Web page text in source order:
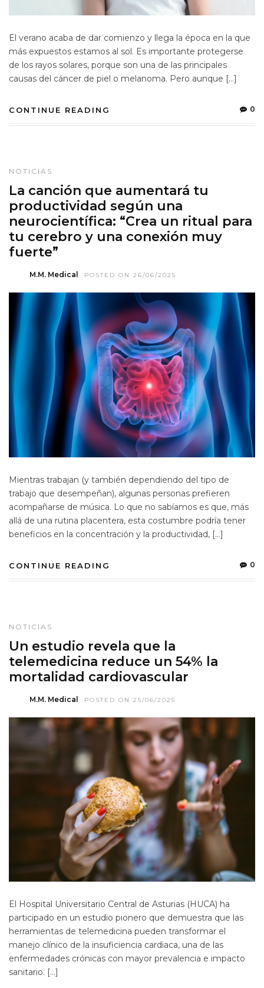
El verano acaba de dar comienzo y llega la época en la que
más expuestos estamos al sol. Es importante protegerse
de los rayos solares, porque son una de las principales
causas del cáncer de piel o melanoma. Pero aunque […]
CONTINUE READING 0
NOTICIAS
La canción que aumentará tu
productividad según una
neurocientífica: “Crea un ritual para
tu cerebro y una conexión muy
fuerte”
M.M. Medical POSTED ON 26/06/2025
Mientras trabajan (y también dependiendo del tipo de
trabajo que desempeñan), algunas personas prefieren
acompañarse de música. Lo que no sabíamos es que, más
allá de una rutina placentera, esta costumbre podría tener
beneficios en la concentración y la productividad, […]
CONTINUE READING 0
NOTICIAS
Un estudio revela que la
telemedicina reduce un 54% la
mortalidad cardiovascular
M.M. Medical POSTED ON 25/06/2025
El Hospital Universitario Central de Asturias (HUCA) ha
participado en un estudio pionero que demuestra que las
herramientas de telemedicina pueden transformar el
manejo clínico de la insuficiencia cardiaca, una de las
enfermedades crónicas con mayor prevalencia e impacto
sanitario. […]